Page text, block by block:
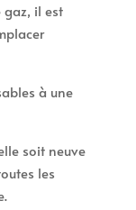
gaz, il est
à une
soit neuve
les